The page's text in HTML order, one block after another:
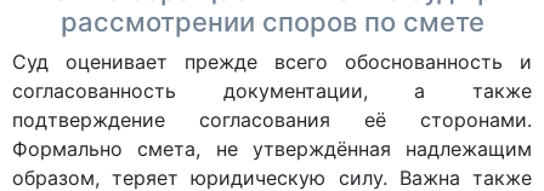
рассмотрении споров по смете
Суд оценивает прежде всего обоснованность и
согласованность документации, а также
подтверждение согласования её сторонами.
Формально смета, не утверждённая надлежащим
образом, теряет юридическую силу. Важна также